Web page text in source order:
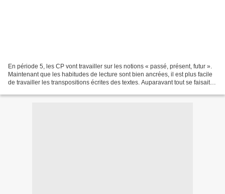
En période 5, les CP vont travailler sur les notions « passé, présent, futur ».
Maintenant que les habitudes de lecture sont bien ancrées, il est plus facile
de travailler les transpositions écrites des textes. Auparavant tout se faisait à